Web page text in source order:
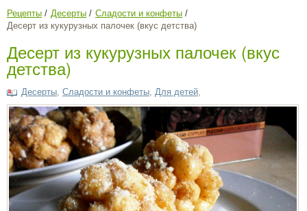
Рецепты Десерты
Сладости и конфеты
Десерт из кукурузных палочек (вкус детства)
Десерт из кукурузных палочек (вкус
детства)
Десерты Сладости и конфеты Для детей